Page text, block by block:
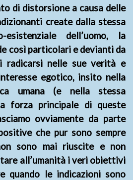
di distorsione a causa delle
create dalla stessa
esistenziale dell’uomo, la
così particolari e devianti da
radicarsi nelle sue verità e
egotico, insito nella
umana (e nella stessa
forza principale di queste
ovviamente da parte
che pur sono sempre
sono mai riuscite e non
all’umanità i veri obiettivi
quando le indicazioni sono